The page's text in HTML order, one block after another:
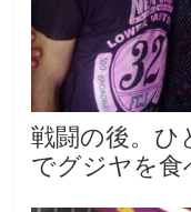
戦闘の後。ひ
でグジヤを食